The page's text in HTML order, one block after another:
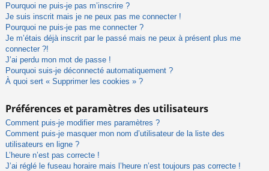
Pourquoi ne puis-je pas m’inscrire ?
Je suis inscrit mais je ne peux pas me connecter !
Pourquoi ne puis-je pas me connecter ?
Je m’étais déjà inscrit par le passé mais ne peux à présent plus me
connecter ?!
J’ai perdu mon mot de passe !
Pourquoi suis-je déconnecté automatiquement ?
À quoi sert « Supprimer les cookies » ?
Préférences et paramètres des utilisateurs
Comment puis-je modifier mes paramètres ?
Comment puis-je masquer mon nom d’utilisateur de la liste des
utilisateurs en ligne ?
L’heure n’est pas correcte !
J’ai réglé le fuseau horaire mais l’heure n’est toujours pas correcte !